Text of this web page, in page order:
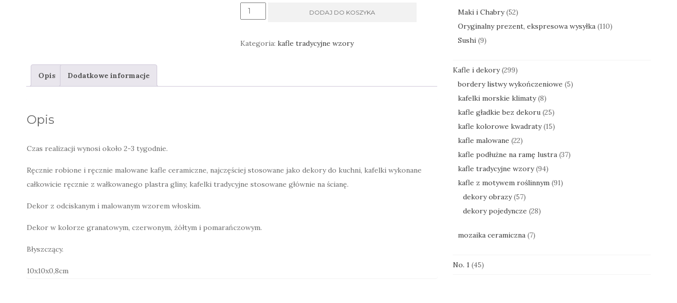
ilość
DODAJ DO KOSZYKA
Kategoria: kafle tradycyjne wzory
Opis Dodatkowe informacje
Opis
Czas realizacji wynosi około 2-3 tygodnie.
Ręcznie robione i ręcznie malowane kafle ceramiczne, najczęściej stosowane jako dekory do kuchni, kafelki wykonane
całkowicie ręcznie z wałkowanego plastra gliny, kafelki tradycyjne stosowane głównie na ścianę.
Dekor z odciskanym i malowanym wzorem włoskim.
Dekor w kolorze granatowym, czerwonym, żółtym i pomarańczowym.
Błyszczący.
10x10x0,8cm
Maki i Chabry (52)
Oryginalny prezent, ekspresowa wysyłka (110)
Sushi (9)
Kafle i dekory (299)
bordery listwy wykończeniowe (5)
kafelki morskie klimaty (8)
kafle gładkie bez dekoru (25)
kafle kolorowe kwadraty (15)
kafle malowane (22)
kafle podłużne na ramę lustra (37)
kafle tradycyjne wzory (94)
kafle z motywem roślinnym (91)
dekory obrazy (57)
dekory pojedyncze (28)
mozaika ceramiczna (7)
No. 1 (45)